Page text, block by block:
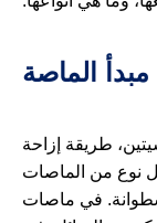
مبدأ الماصة
طريقة إزاحة
كل نوع من الماصات
في ماصات